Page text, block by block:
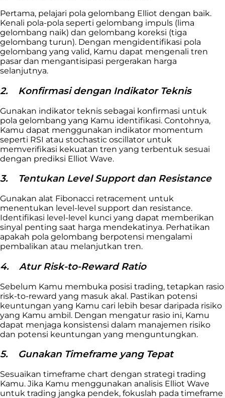
Pertama, pelajari pola gelombang Elliot dengan baik.
Kenali pola-pola seperti gelombang impuls (lima
gelombang naik) dan gelombang koreksi (tiga
gelombang turun). Dengan mengidentifikasi pola
gelombang yang valid, Kamu dapat mengenali tren
pasar dan mengantisipasi pergerakan harga
selanjutnya.
2. Konfirmasi dengan Indikator Teknis
Gunakan indikator teknis sebagai konfirmasi untuk
pola gelombang yang Kamu identifikasi. Contohnya,
Kamu dapat menggunakan indikator momentum
seperti RSI atau stochastic oscillator untuk
memverifikasi kekuatan tren yang terbentuk sesuai
dengan prediksi Elliot Wave.
3. Tentukan Level Support dan Resistance
Gunakan alat Fibonacci retracement untuk
menentukan level-level support dan resistance.
Identifikasi level-level kunci yang dapat memberikan
sinyal penting saat harga mendekatinya. Perhatikan
apakah pola gelombang berpotensi mengalami
pembalikan atau melanjutkan tren.
4. Atur Risk-to-Reward Ratio
Sebelum Kamu membuka posisi trading, tetapkan rasio
risk-to-reward yang masuk akal. Pastikan potensi
keuntungan yang Kamu cari lebih besar daripada risiko
yang Kamu ambil. Dengan mengatur rasio ini, Kamu
dapat menjaga konsistensi dalam manajemen risiko
dan potensi keuntungan yang menguntungkan.
5. Gunakan Timeframe yang Tepat
Sesuaikan timeframe chart dengan strategi trading
Kamu. Jika Kamu menggunakan analisis Elliot Wave
untuk trading jangka pendek, fokuslah pada timeframe